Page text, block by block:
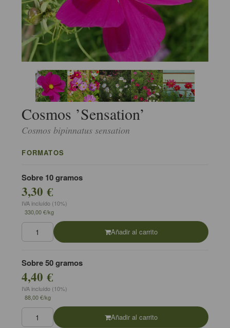
Cosmos ’Sensation’
Cosmos bipinnatus sensation
FORMATOS
Sobre 10 gramos
3,30 €
IVA incluído (10%)
330,00 €/kg
Añadir al carrito
Sobre 50 gramos
4,40 €
IVA incluído (10%)
88,00 €/kg
Añadir al carrito